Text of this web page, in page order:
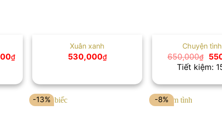
₫Giá
hiện
là:
2,400,000₫.
Xuân xanh
530,000₫
Chuyện
650,000₫
Giá
gốc
là:
Tiết kiệm:
-13% -8%